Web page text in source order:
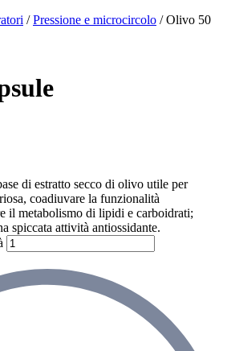
/Pressione e microcircolo / Olivo 50
di estratto secco di olivo utile per
coadiuvare la funzionalità
il metabolismo di lipidi e carboidrati;
spiccata attività antiossidante.